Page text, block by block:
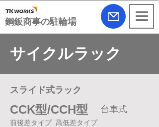
​鋼鈑商事の駐輪場
サイクルラック
スライド式ラック
CCK型/CCH型 台車式
​前後差タイプ 高低差タイプ